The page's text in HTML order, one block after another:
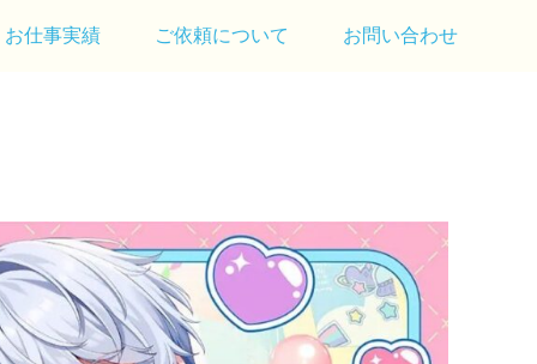
お仕事実績 ご依頼について お問い合わせ